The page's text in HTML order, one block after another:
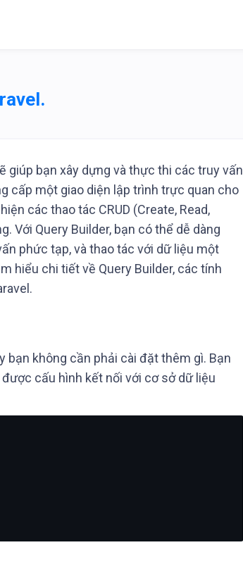
giúp bạn xây dựng và thực thi các truy vấn
cấp một giao diện lập trình trực quan cho
các thao tác CRUD (Create, Read,
Với Query Builder, bạn có thể dễ dàng
phức tạp, và thao tác với dữ liệu một
hiểu chi tiết về Query Builder, các tính
bạn không cần phải cài đặt thêm gì. Bạn
cấu hình kết nối với cơ sở dữ liệu